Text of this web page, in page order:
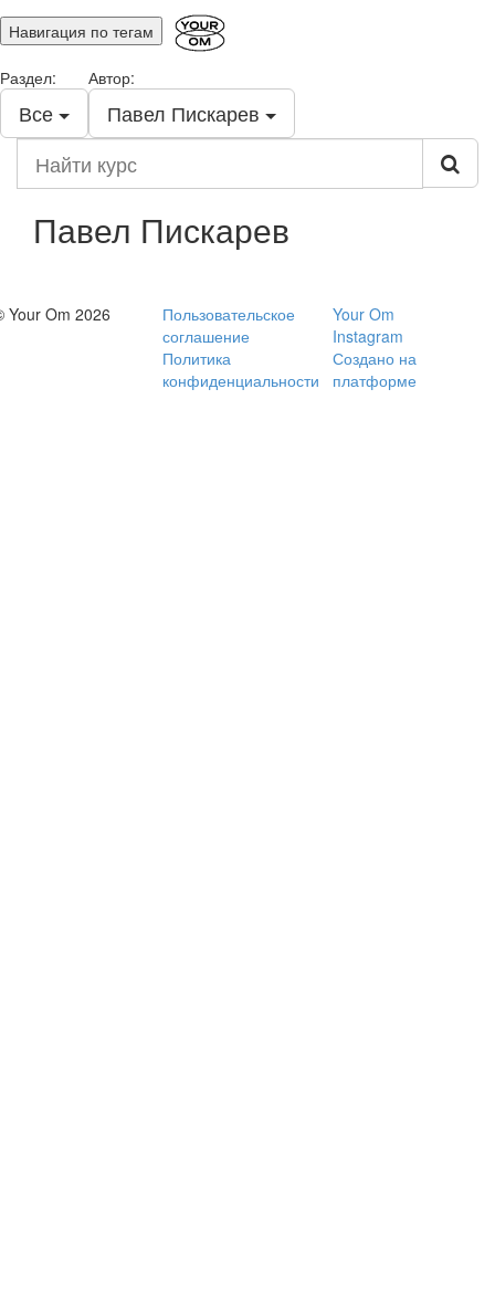
Навигация по тегам
Раздел:
Все
Автор:
Павел Пискарев
курс
Павел Пискарев
Your Om 2026
Пользовательское
соглашение
Политика
конфиденциальности
Your Om
Instagram
Создано на
платформе